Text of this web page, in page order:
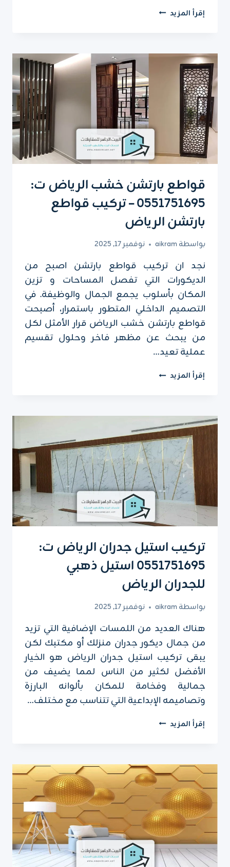
إقرأ المزيد تركيب
0551751695
الرخام
الرياض
قواطع بارتشن خشب الرياض ت:
0551751695 – تركيب قواطع
بارتشن الرياض
بواسطةaikram نوفمبر 17, 2025
نجد ان تركيب قواطع بارتشن اصبح من
الديكورات التي تفصل المساحات و تزين
المكان بأسلوب يجمع الجمال والوظيفة. في
التصميم الداخلي المتطور باستمرار، أصبحت
قواطع بارتشن خشب الرياض قرار الأمثل لكل
من يبحث عن مظهر فاخر وحلول تقسيم
عملية تعيد…
إقرأ المزيد قواطع
0551751695
–
تركيب
قواطع
بارتشن
الرياض
تركيب استيل جدران الرياض ت:
0551751695 استيل ذهبي
للجدران الرياض
بواسطةaikram نوفمبر 17, 2025
هناك العديد من اللمسات الإضافية التي تزيد
من جمال ديكور جدران منزلك أو مكتبك لكن
يبقى تركيب استيل جدران الرياض هو الخيار
الأفضل لكثير من الناس لمما يضيف من
جمالية وفخامة للمكان بألوانه البارزة
وتصاميمه الإبداعية التي تتناسب مع مختلف…
إقرأ المزيد تركيب
ت:
0551751695
استيل
ذهبي
للجدران
الرياض